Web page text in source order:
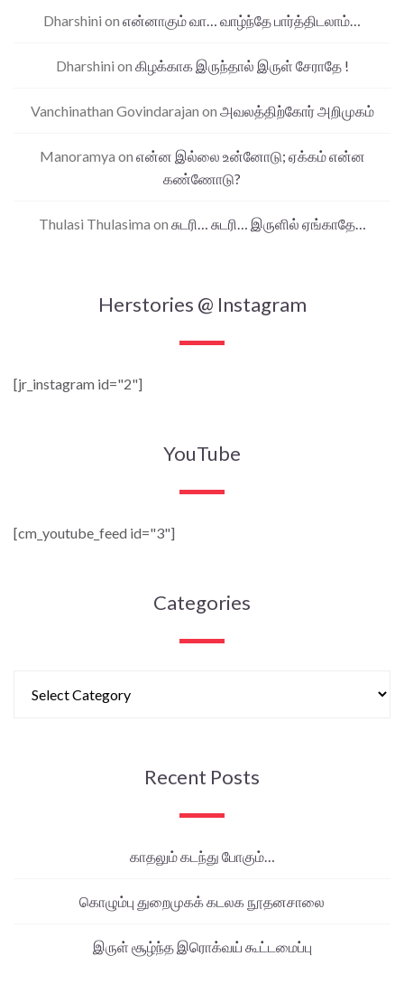
Dharshini on என்னாகும் வா… வாழ்ந்தே பார்த்திடலாம்…
Dharshini on கிழக்காக இருந்தால் இருள் சேராதே !
Vanchinathan Govindarajan on அவலத்திற்கோர் அறிமுகம்
Manoramya on என்ன இல்லை உன்னோடு; ஏக்கம் என்ன
கண்ணோடு?
Thulasi Thulasima on சுடரி… சுடரி… இருளில் ஏங்காதே…
Herstories @ Instagram
[jr_instagram id="2"]
YouTube
[cm_youtube_feed id="3"]
Categories
Recent Posts
காதலும் கடந்து போகும்…
கொழும்பு துறைமுகக் கடலக நூதனசாலை
இருள் சூழ்ந்த இரொக்வய் கூட்டமைப்பு